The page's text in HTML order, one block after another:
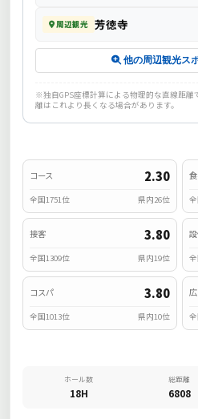
周辺観光 芳徳寺
他の周辺観光ス
※独自GPS座標計算による物理的な直線距
離はこれより長くなる場合があります。
コース 2.30
全国1751位 県内26位
接客 3.80
全国1309位 県内19位
コスパ 3.80
全国1013位 県内10位
ホール数
18H
総距離
6808